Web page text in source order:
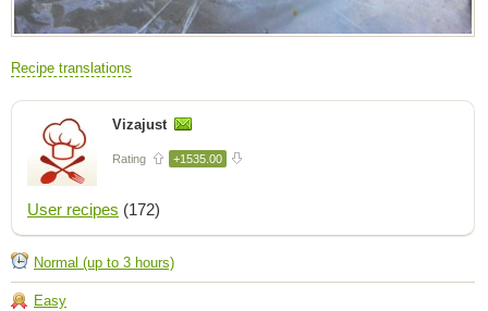
Recipe translations
Vizajust
Rating +1535.00
User recipes (172)
Normal (up to 3 hours)
Easy